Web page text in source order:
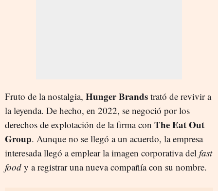
Fruto de la nostalgia, Hunger Brands trató de revivir a
la leyenda. De hecho, en 2022, se negoció por los
derechos de explotación de la firma con The Eat Out
Group. Aunque no se llegó a un acuerdo, la empresa
interesada llegó a emplear la imagen corporativa del fast
food y a registrar una nueva compañía con su nombre.